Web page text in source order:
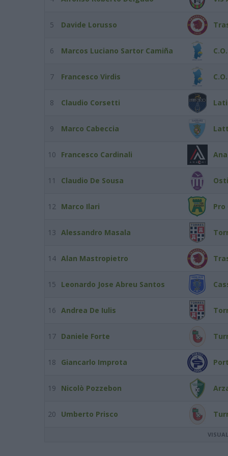
5 Davide Lorusso
6 Marcos Luciano Sartor Camiña
7 Francesco Virdis
8 Claudio Corsetti
9 Marco Cabeccia
10 Francesco Cardinali
11 Claudio De Sousa
12 Marco Ilari Pro
13 Alessandro Masala
14 Alan Mastropietro
15 Leonardo Jose Abreu Santos
16 Andrea De Iulis
17 Daniele Forte
18 Giancarlo Improta
19 Nicolò Pozzebon
20 Umberto Prisco